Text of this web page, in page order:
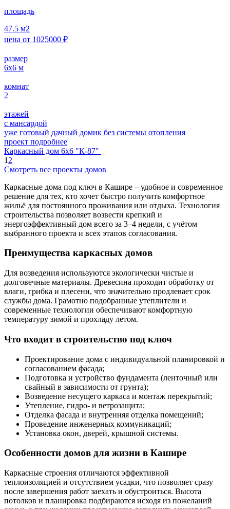
площадь
47.5 м2
цена от 1025000 ₽
размер
6х6 м
комнат
2
этажей
с мансардой
уже готовый дачный домик без системы отопления
проект подробнее
Каркасный дом 6х6 "К-87"
1 2
Смотреть все проекты домов
Каркасные дома под ключ в Кашире – удобное и современное
решение для тех, кто хочет быстро получить комфортное
жильё для постоянного проживания или отдыха. Технология
строительства позволяет возвести крепкий и
энергоэффективный дом всего за 3–4 недели, с учётом
выбранного проекта и всех этапов согласования.
Преимущества каркасных домов
Для возведения используются экологически чистые и
долговечные материалы. Древесина проходит обработку от
влаги, грибка и плесени, что значительно продлевает срок
службы дома. Грамотно подобранные утеплители и
современные технологии обеспечивают комфортную
температуру зимой и прохладу летом.
Что входит в строительство под ключ
Проектирование дома с индивидуальной планировкой и
согласованием фасада;
Подготовка и устройство фундамента (ленточный или
свайный в зависимости от грунта);
Возведение несущего каркаса и монтаж перекрытий;
Утепление, гидро- и ветрозащита;
Отделка фасада и внутренняя отделка помещений;
Проведение инженерных коммуникаций;
Установка окон, дверей, крышной системы.
Особенности домов для жизни в Кашире
Каркасные строения отличаются эффективной
теплоизоляцией и отсутствием усадки, что позволяет сразу
после завершения работ заехать и обустроиться. Высота
потолков и планировка подбираются исходя из пожеланий